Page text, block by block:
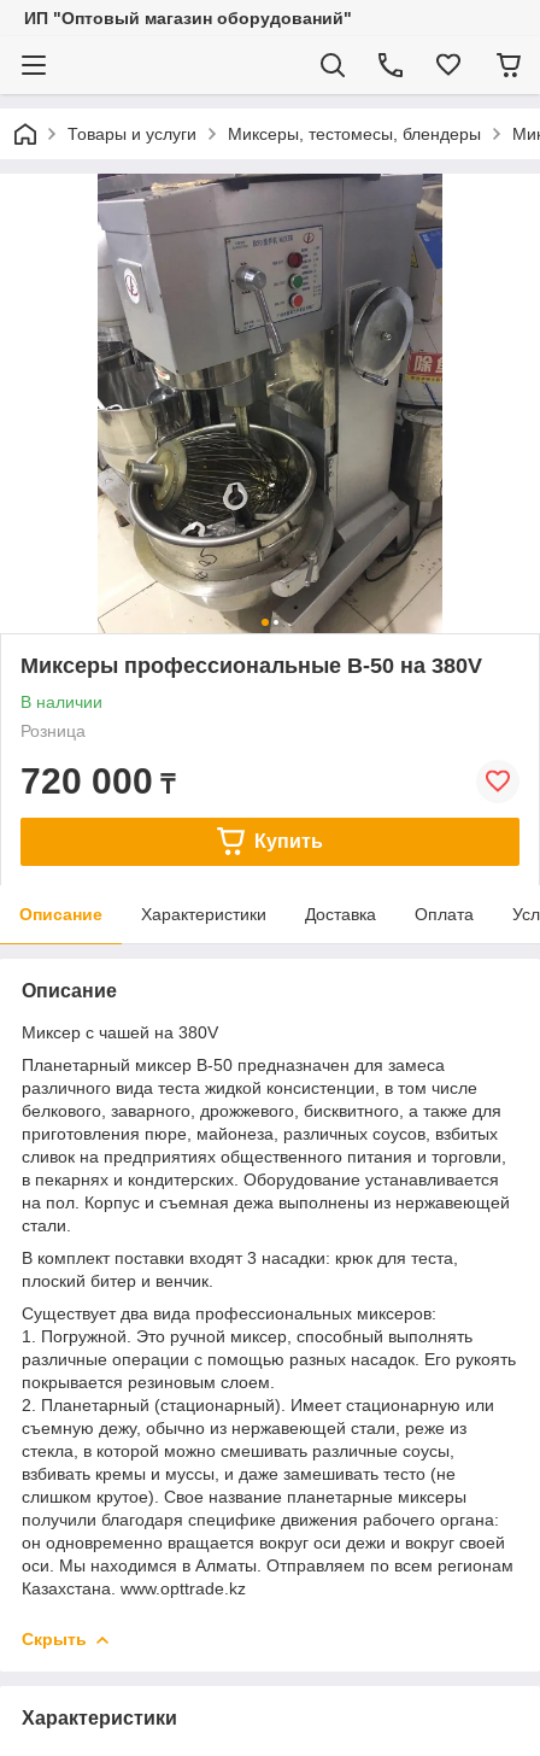
ИП "Оптовый магазин оборудований"
Товары и услуги Миксеры, тестомесы, блендеры
Миксеры профессиональные В-50 на 380V
В наличии
Розница
720 000 ₸
Купить
Описание Характеристики Доставка Оплата
Описание
Миксер с чашей на 380V
Планетарный миксер B-50 предназначен для замеса
различного вида теста жидкой консистенции, в том числе
белкового, заварного, дрожжевого, бисквитного, а также для
приготовления пюре, майонеза, различных соусов, взбитых
сливок на предприятиях общественного питания и торговли,
в пекарнях и кондитерских. Оборудование устанавливается
на пол. Корпус и съемная дежа выполнены из нержавеющей
стали.
В комплект поставки входят 3 насадки: крюк для теста,
плоский битер и венчик.
Существует два вида профессиональных миксеров:
1. Погружной. Это ручной миксер, способный выполнять
различные операции с помощью разных насадок. Его рукоять
покрывается резиновым слоем.
2. Планетарный (стационарный). Имеет стационарную или
съемную дежу, обычно из нержавеющей стали, реже из
стекла, в которой можно смешивать различные соусы,
взбивать кремы и муссы, и даже замешивать тесто (не
слишком крутое). Свое название планетарные миксеры
получили благодаря специфике движения рабочего органа:
он одновременно вращается вокруг оси дежи и вокруг своей
оси. Мы находимся в Алматы. Отправляем по всем регионам
Казахстана. www.opttrade.kz
Скрыть
Характеристики